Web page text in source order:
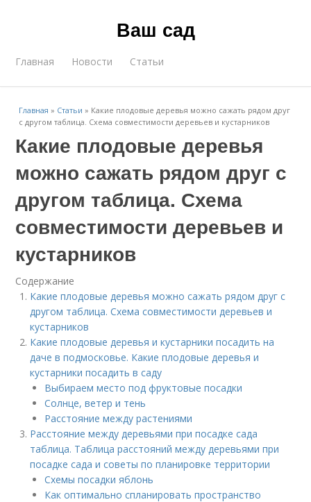
Ваш сад
Главная Новости Статьи
Главная » Статьи » Какие плодовые деревья можно сажать рядом друг
с другом таблица. Схема совместимости деревьев и кустарников
Какие плодовые деревья
можно сажать рядом друг с
другом таблица. Схема
совместимости деревьев и
кустарников
Содержание
Какие плодовые деревья можно сажать рядом друг с
другом таблица. Схема совместимости деревьев и
кустарников
Какие плодовые деревья и кустарники посадить на
даче в подмосковье. Какие плодовые деревья и
кустарники посадить в саду
Выбираем место под фруктовые посадки
Солнце, ветер и тень
Расстояние между растениями
Расстояние между деревьями при посадке сада
таблица. Таблица расстояний между деревьями при
посадке сада и советы по планировке территории
Схемы посадки яблонь
Как оптимально спланировать пространство